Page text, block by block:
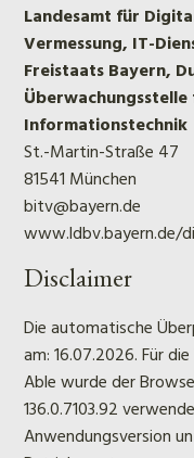
Landesamt für
Vermessung, IT-
Freistaats Bayern,
Informationstechnik
St.-Martin-Straße 47
81541 München
bitv@bayern.de
www.ldbv.bayern.de/
Disclaimer
Die automatische
am: 16.07.2026. Für
Able wurde der
136.0.7103.92
Anwendungsversion